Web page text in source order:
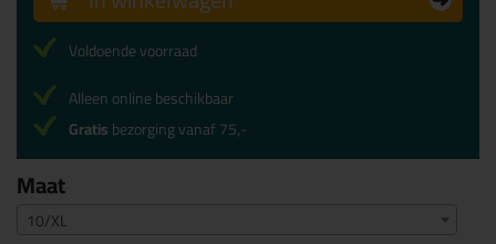
Maat
10/XL
Voldoende voorraad
Alleen online beschikbaar
Gratisbezorging vanaf 75,-